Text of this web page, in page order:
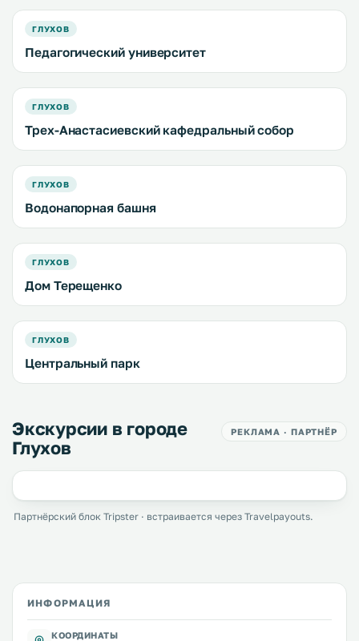
ГЛУХОВ
Педагогический университет
ГЛУХОВ
Трех-Анастасиевский кафедральный собор
ГЛУХОВ
Водонапорная башня
ГЛУХОВ
Дом Терещенко
ГЛУХОВ
Центральный парк
Экскурсии в городе
Глухов
РЕКЛАМА · ПАРТНЁР
Партнёрский блок Tripster · встраивается через Travelpayouts.
ИНФОРМАЦИЯ
КООРДИНАТЫ